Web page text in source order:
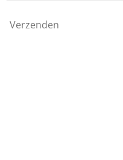
Verzenden